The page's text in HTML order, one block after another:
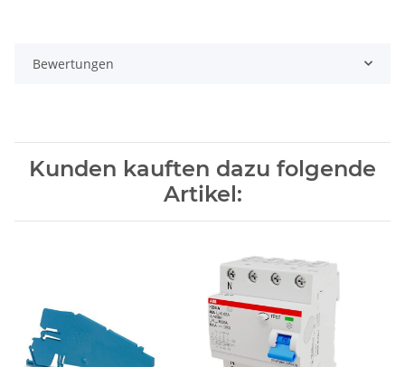
Bewertungen
Kunden kauften dazu folgende
Artikel: